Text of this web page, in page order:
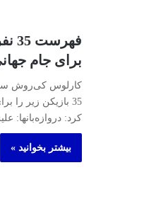
برای جام
کارلوس کی‌روش
35 بازیکن زیر را
کرد: دروازه‌بانها:
بیشتر بخوانید »